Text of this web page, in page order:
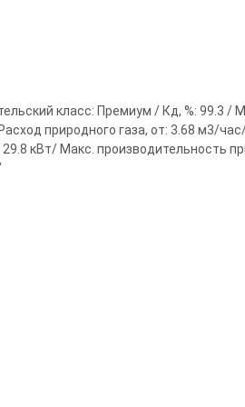
класс: Премиум / Кд, %: 99.3 /
природного газа, от: 3.68 м3/
кВт/ Макс. производительность